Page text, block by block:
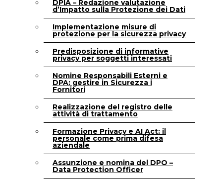
DPIA – Redazione valutazione
d’Impatto sulla Protezione dei Dati
Implementazione misure di
protezione per la sicurezza privacy
Predisposizione di informative
privacy per soggetti interessati
Nomine Responsabili Esterni e
DPA: gestire in Sicurezza i
Fornitori
Realizzazione del registro delle
attività di trattamento
Formazione Privacy e AI Act: il
personale come prima difesa
aziendale
Assunzione e nomina del DPO –
Data Protection Officer